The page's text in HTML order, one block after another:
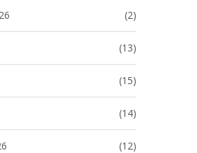
(2)
(13)
(15)
(14)
(12)